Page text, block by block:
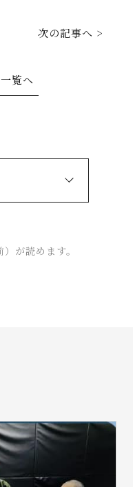
次の記事へ >
覧へ
が読めます。